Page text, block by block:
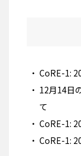
CoRE-1:
12月14日
て
CoRE-1:
CoRE-1: